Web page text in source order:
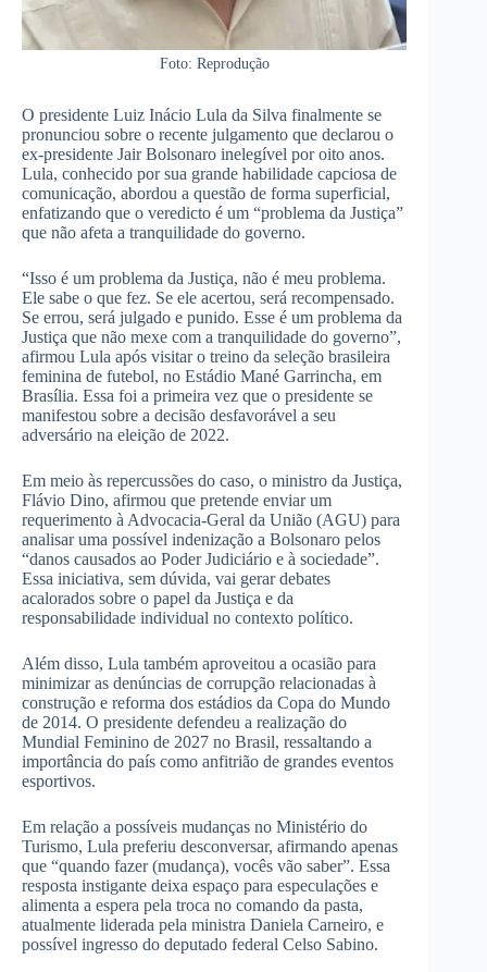
Foto: Reprodução
O presidente Luiz Inácio Lula da Silva finalmente se
pronunciou sobre o recente julgamento que declarou o
ex-presidente Jair Bolsonaro inelegível por oito anos.
Lula, conhecido por sua grande habilidade capciosa de
comunicação, abordou a questão de forma superficial,
enfatizando que o veredicto é um “problema da Justiça”
que não afeta a tranquilidade do governo.
“Isso é um problema da Justiça, não é meu problema.
Ele sabe o que fez. Se ele acertou, será recompensado.
Se errou, será julgado e punido. Esse é um problema da
Justiça que não mexe com a tranquilidade do governo”,
afirmou Lula após visitar o treino da seleção brasileira
feminina de futebol, no Estádio Mané Garrincha, em
Brasília. Essa foi a primeira vez que o presidente se
manifestou sobre a decisão desfavorável a seu
adversário na eleição de 2022.
Em meio às repercussões do caso, o ministro da Justiça,
Flávio Dino, afirmou que pretende enviar um
requerimento à Advocacia-Geral da União (AGU) para
analisar uma possível indenização a Bolsonaro pelos
“danos causados ​​ao Poder Judiciário e à sociedade”.
Essa iniciativa, sem dúvida, vai gerar debates
acalorados sobre o papel da Justiça e da
responsabilidade individual no contexto político.
Além disso, Lula também aproveitou a ocasião para
minimizar as denúncias de corrupção relacionadas à
construção e reforma dos estádios da Copa do Mundo
de 2014. O presidente defendeu a realização do
Mundial Feminino de 2027 no Brasil, ressaltando a
importância do país como anfitrião de grandes eventos
esportivos.
Em relação a possíveis mudanças no Ministério do
Turismo, Lula preferiu desconversar, afirmando apenas
que “quando fazer (mudança), vocês vão saber”. Essa
resposta instigante deixa espaço para especulações e
alimenta a espera pela troca no comando da pasta,
atualmente liderada pela ministra Daniela Carneiro, e
possível ingresso do deputado federal Celso Sabino.